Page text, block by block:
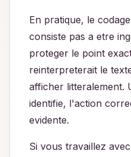
En pratique, le
consiste pas a etre
proteger le point
reinterpreterait le
afficher litteralement.
identifie, l'action
evidente.
Si vous travaillez